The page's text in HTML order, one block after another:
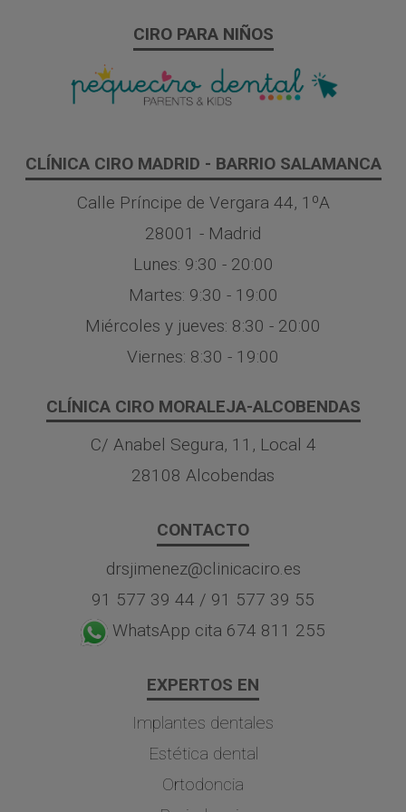
CIRO PARA NIÑOS
CLÍNICA CIRO MADRID - BARRIO SALAMANCA
Calle Príncipe de Vergara 44, 1ºA
28001 - Madrid
Lunes: 9:30 - 20:00
Martes: 9:30 - 19:00
Miércoles y jueves: 8:30 - 20:00
Viernes: 8:30 - 19:00
CLÍNICA CIRO MORALEJA-ALCOBENDAS
C/ Anabel Segura, 11, Local 4
28108 Alcobendas
CONTACTO
drsjimenez@clinicaciro.es
91 577 39 44 / 91 577 39 55
WhatsApp cita 674 811 255
EXPERTOS EN
Implantes dentales
Estética dental
Ortodoncia